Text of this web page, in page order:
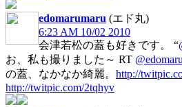
edomarumaru (エド丸)
6:23 AM 10/02 2010
会津若松の蓋も好きです。 “
お、私も撮りました～ RT
の蓋、なかなか綺麗。 http://
http://twitpic.com/2tqhyv